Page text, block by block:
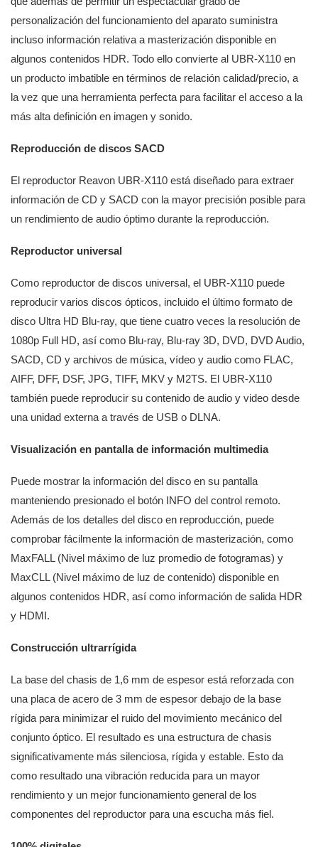
personalización del funcionamiento del aparato suministra
incluso información relativa a masterización disponible en
algunos contenidos HDR. Todo ello convierte al UBR-X110 en
un producto imbatible en términos de relación calidad/precio, a
la vez que una herramienta perfecta para facilitar el acceso a la
más alta definición en imagen y sonido.
Reproducción de discos SACD
El reproductor Reavon UBR-X110 está diseñado para extraer
información de CD y SACD con la mayor precisión posible para
un rendimiento de audio óptimo durante la reproducción.
Reproductor universal
Como reproductor de discos universal, el UBR-X110 puede
reproducir varios discos ópticos, incluido el último formato de
disco Ultra HD Blu-ray, que tiene cuatro veces la resolución de
1080p Full HD, así como Blu-ray, Blu-ray 3D, DVD, DVD Audio,
SACD, CD y archivos de música, vídeo y audio como FLAC,
AIFF, DFF, DSF, JPG, TIFF, MKV y M2TS. El UBR-X110
también puede reproducir su contenido de audio y video desde
una unidad externa a través de USB o DLNA.
Visualización en pantalla de información multimedia
Puede mostrar la información del disco en su pantalla
manteniendo presionado el botón INFO del control remoto.
Además de los detalles del disco en reproducción, puede
comprobar fácilmente la información de masterización, como
MaxFALL (Nivel máximo de luz promedio de fotogramas) y
MaxCLL (Nivel máximo de luz de contenido) disponible en
algunos contenidos HDR, así como información de salida HDR
y HDMI.
Construcción ultrarrígida
La base del chasis de 1,6 mm de espesor está reforzada con
una placa de acero de 3 mm de espesor debajo de la base
rígida para minimizar el ruido del movimiento mecánico del
conjunto óptico. El resultado es una estructura de chasis
significativamente más silenciosa, rígida y estable. Esto da
como resultado una vibración reducida para un mayor
rendimiento y un mejor funcionamiento general de los
componentes del reproductor para una escucha más fiel.